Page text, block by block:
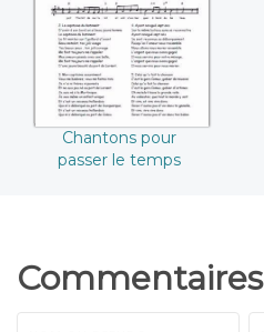
Chantons pour
passer le temps
Commentaires